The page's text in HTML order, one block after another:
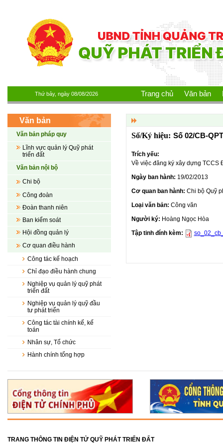
Thứ bảy, ngày 08/08/2026 Trang chủ Văn bản
Văn bản
Văn bản pháp quy
Lĩnh vực quản lý Quỹ phát
triển đất
Văn bản nội bộ
Chi bộ
Công đoàn
Đoàn thanh niên
Ban kiểm soát
Hội đồng quản lý
Cơ quan điều hành
Công tác kế hoạch
Chỉ đạo điều hành chung
Nghiệp vụ quản lý quỹ phát
triển đất
Nghiệp vụ quản lý quỹ đầu
tư phát triển
Công tác tài chính kế, kế
toán
Nhân sự, Tổ chức
Hành chính tổng hợp
Số 02/CB-
Trích yếu:
Về việc đăng ký xây dựng TCCS
Ngày ban hành: 19/02/2013
Cơ quan ban hành: Chi bộ Quỹ
Loại văn bản: Công văn
Người ký: Hoàng Ngọc Hòa
Tập tinh đính kèm:
TRANG THÔNG TIN ĐIỆN TỬ QUỸ PHÁT TRIỂN ĐẤT